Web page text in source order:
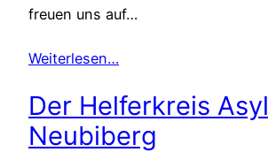
freuen uns auf…
Weiterlesen…
Der Helferkreis Asyl
Neubiberg